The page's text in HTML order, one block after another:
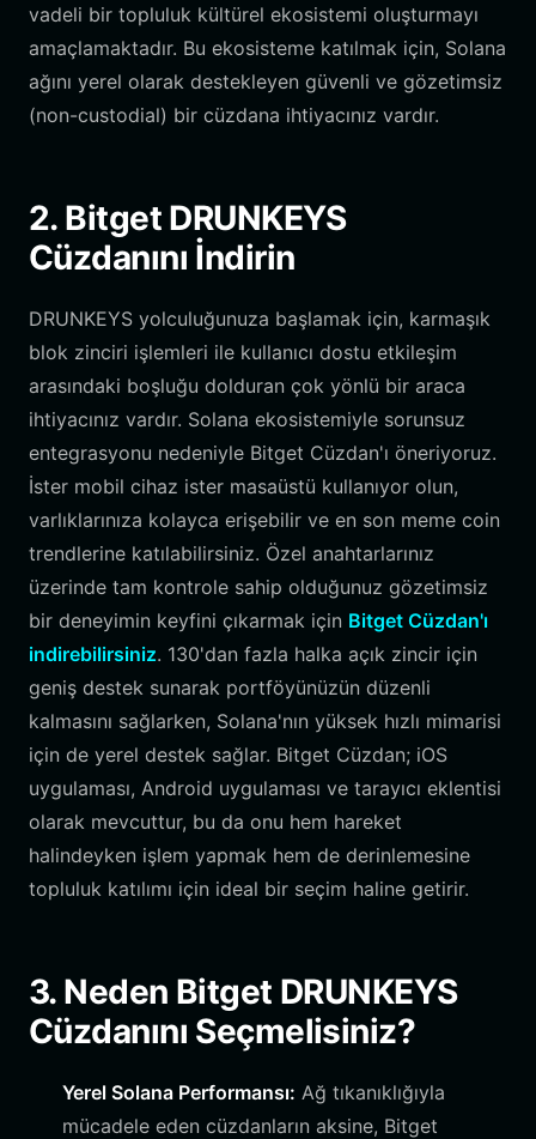
vadeli bir topluluk kültürel ekosistemi oluşturmayı
amaçlamaktadır. Bu ekosisteme katılmak için, Solana
ağını yerel olarak destekleyen güvenli ve gözetimsiz
(non-custodial) bir cüzdana ihtiyacınız vardır.
2. Bitget DRUNKEYS
Cüzdanını İndirin
DRUNKEYS yolculuğunuza başlamak için, karmaşık
blok zinciri işlemleri ile kullanıcı dostu etkileşim
arasındaki boşluğu dolduran çok yönlü bir araca
ihtiyacınız vardır. Solana ekosistemiyle sorunsuz
entegrasyonu nedeniyle Bitget Cüzdan'ı öneriyoruz.
İster mobil cihaz ister masaüstü kullanıyor olun,
varlıklarınıza kolayca erişebilir ve en son meme coin
trendlerine katılabilirsiniz. Özel anahtarlarınız
üzerinde tam kontrole sahip olduğunuz gözetimsiz
bir deneyimin keyfini çıkarmak için Bitget Cüzdan'ı
indirebilirsiniz. 130'dan fazla halka açık zincir için
geniş destek sunarak portföyünüzün düzenli
kalmasını sağlarken, Solana'nın yüksek hızlı mimarisi
için de yerel destek sağlar. Bitget Cüzdan; iOS
uygulaması, Android uygulaması ve tarayıcı eklentisi
olarak mevcuttur, bu da onu hem hareket
halindeyken işlem yapmak hem de derinlemesine
topluluk katılımı için ideal bir seçim haline getirir.
3. Neden Bitget DRUNKEYS
Cüzdanını Seçmelisiniz?
Yerel Solana Performansı: Ağ tıkanıklığıyla
mücadele eden cüzdanların aksine, Bitget